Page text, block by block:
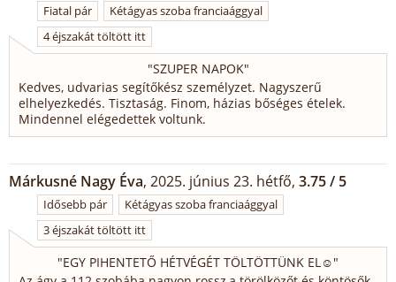
Fiatal pár
Kétágyas szoba franciaággyal
4 éjszakát töltött itt
"SZUPER NAPOK"
Kedves, udvarias segítőkész személyzet. Nagyszerű
elhelyezkedés. Tisztaság. Finom, házias bőséges ételek.
Mindennel elégedettek voltunk.
Márkusné Nagy Éva, 2025. június 23. hétfő, 3.75 / 5
Idősebb pár
Kétágyas szoba franciaággyal
3 éjszakát töltött itt
"EGY PIHENTETŐ HÉTVÉGÉT TÖLTÖTTÜNK EL☺️"